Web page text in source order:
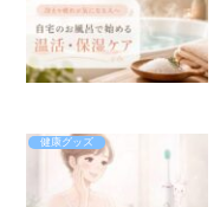
健康グッズ